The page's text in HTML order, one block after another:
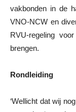
vakbonden in de
VNO-NCW en
RVU-regeling
brengen.
Rondleiding
‘Wellicht dat wij